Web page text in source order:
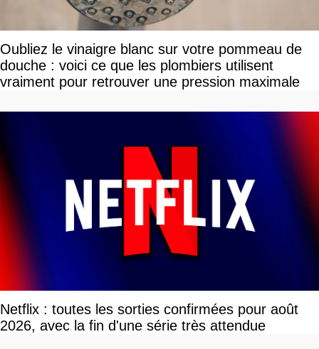
Oubliez le vinaigre blanc sur votre pommeau de
douche : voici ce que les plombiers utilisent
vraiment pour retrouver une pression maximale
Netflix : toutes les sorties confirmées pour août
2026, avec la fin d'une série très attendue